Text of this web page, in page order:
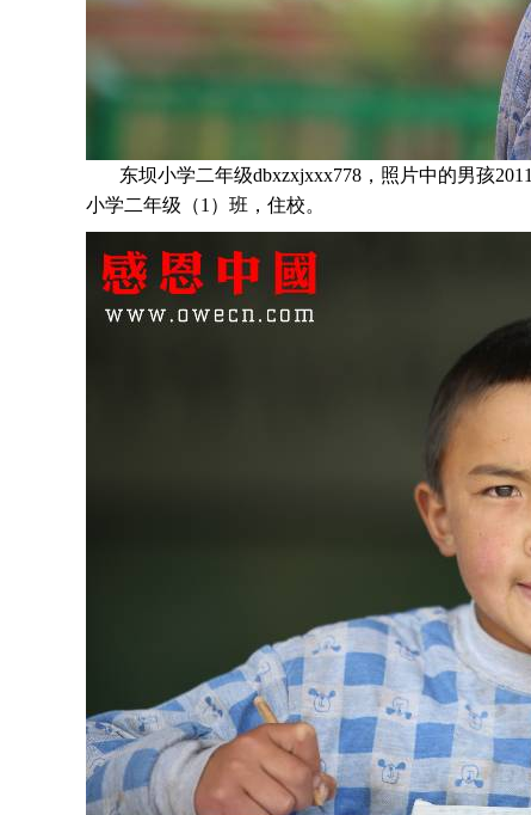
东坝小学二年级dbxzxjxxx778，照片中的男孩2011
小学二年级 （1）班 ，住校。